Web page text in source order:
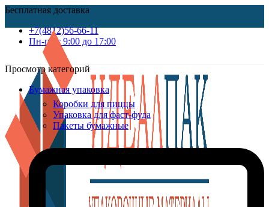
Бесплатная доставка
+7(4812)56-66-11
Пн-пт c 9:00 до 17:00
Просмотр категорий
Бумажная упаковка
Коробки для пиццы
Упаковка для фаст-фуда
Пакеты бумажные